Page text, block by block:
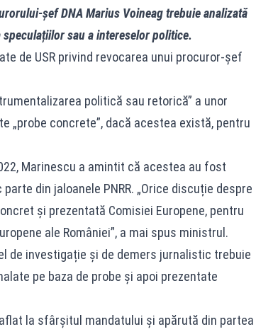
șef DNA Marius Voineag trebuie analizată
sau a intereselor politice.
de USR privind revocarea unui procuror-șef
politică sau retorică” a unor
„probe concrete”, dacă acestea există, pentru
Marinescu a amintit că acestea au fost
din jaloanele PNRR. „Orice discuție despre
și prezentată Comisiei Europene, pentru
ale României”, a mai spus ministrul.
de investigație și de demers jurnalistic trebuie
pe baza de probe și apoi prezentate
la sfârșitul mandatului și apărută din partea